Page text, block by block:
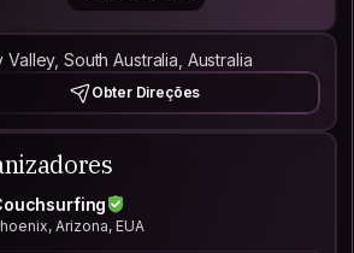
Valley, South Australia, Australia
Obter Direções
Arizona, EUA